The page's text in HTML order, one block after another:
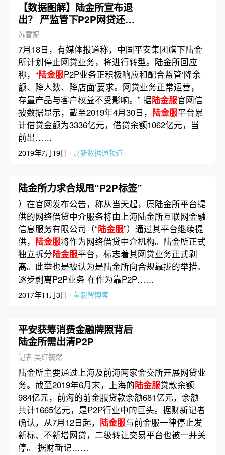
【数据图解】陆金所宣布退
出？ 严监管下P2P网贷还有
春天吗
苏雪妮
7月18日，有媒体报道称，中国平安集团旗下陆金
所计划停止网贷业务，将进行转型。陆金所回应
称，“陆金服P2P业务正积极响应和配合监管‘降余
额、降人数、降店面‘要求。网贷业务正常运营，
存量产品与客户权益不受影响。” 据陆金服官网信
披数据显示，截至2019年4月30日， 陆金服平台累
计借贷金额为3336亿元，借贷余额1062亿元，当
前出……
2019年7月19日 · 财新数据通频道
陆金所力求合规甩“P2P标签”
）在官网发布公告，称从当天起，原陆金所平台提
供的网络借贷中介服务将由上海陆金所互联网金融
信息服务有限公司（“陆金服”）通过其平台继续提
供， 陆金服将作为网络借贷中介机构。陆金所正式
独立拆分陆金服平台，标志着其网贷业务正式剥
离。此举也是被认为是陆金所向合规靠拢的举措。
逐步剥离P2P业务 在作为靠P2P……
2017年11月3日 · 董毅智博客
平安获筹消费金融牌照背后
陆金所需出清P2P
记者 吴红毓然
陆金所主要通过上海及前海两家金交所开展网贷业
务。截至2019年6月末，上海的陆金服贷款余额
984亿元，前海的前金服贷款余额681亿元，余额
共计1665亿元，是P2P行业中的巨头。据财新记者
确认，从7月12日起， 陆金服与前金服一律停止发
新标、不新增网贷，二级转让交易平台也被一并关
停。 据财新记……